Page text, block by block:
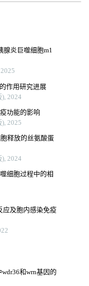
腺炎巨噬细胞m1
作用研究进展
2024
功能的影响
2025
释放的丝氨酸蛋
2024
细胞过程中的相
应及胞内感染免疫
和wrn基因的